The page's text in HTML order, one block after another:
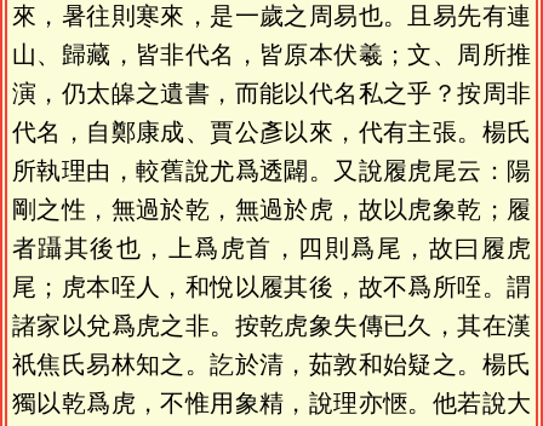
來，暑往則寒來，是一歲之周易也。且易先有連
山、歸藏，皆非代名，皆原本伏羲；文、周所推
演，仍太皞之遺書，而能以代名私之乎？按周非
代名，自鄭康成、賈公彥以來，代有主張。楊氏
所執理由，較舊說尤爲透闢。又說履虎尾云：陽
剛之性，無過於乾，無過於虎，故以虎象乾；履
者躡其後也，上爲虎首，四則爲尾，故曰履虎
尾；虎本咥人，和悅以履其後，故不爲所咥。謂
諸家以兌爲虎之非。按乾虎象失傳已久，其在漢
祇焦氏易林知之。訖於清，茹敦和始疑之。楊氏
獨以乾爲虎，不惟用象精，說理亦愜。他若說大